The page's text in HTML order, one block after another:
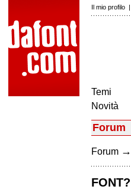
Il mio profilo |
Temi
Novità
Forum
Forum →
FONT?